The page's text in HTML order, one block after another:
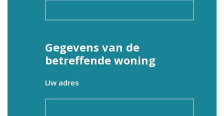
Gegevens van de
betreffende woning
Uw adres